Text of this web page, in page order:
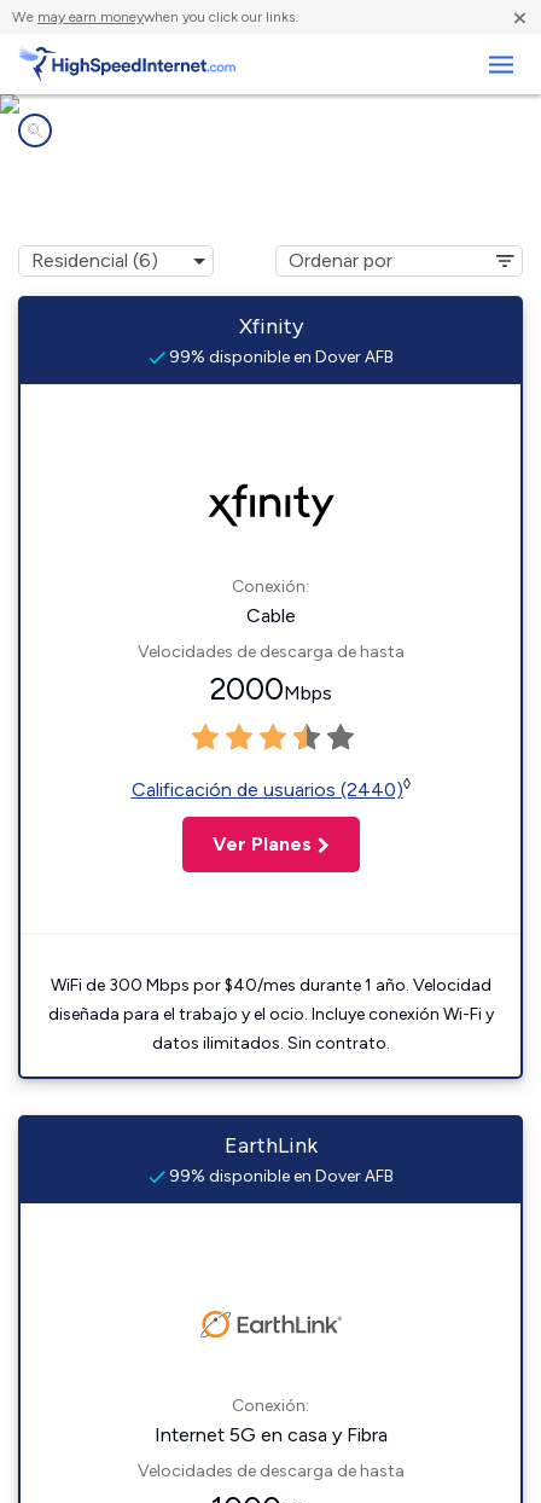
We may earn moneywhen you click our links. ×
Xfinity
99% disponible en Dover AFB
Conexión:
Cable
Velocidades de descarga de hasta
2000Mbps
Calificación de usuarios (2440)◊
Ver Planes
WiFi de 300 Mbps por $40/mes durante 1 año. Velocidad
diseñada para el trabajo y el ocio. Incluye conexión Wi-Fi y
datos ilimitados. Sin contrato.
EarthLink
99% disponible en Dover AFB
Conexión:
Internet 5G en casa y Fibra
Velocidades de descarga de hasta